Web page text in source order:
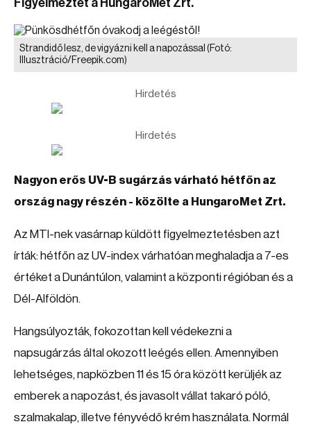
Figyelmeztet a HungaroMet Zrt.
Strandidő lesz, de vigyázni kell a napozással (Fotó:
Illusztráció/Freepik.com)
Hirdetés
Hirdetés
Nagyon erős UV-B sugárzás várható hétfőn az
ország nagy részén - közölte a HungaroMet Zrt.
Az MTI-nek vasárnap küldött figyelmeztetésben azt
írták: hétfőn az UV-index várhatóan meghaladja a 7-es
értéket a Dunántúlon, valamint a központi régióban és a
Dél-Alföldön.
Hangsúlyozták, fokozottan kell védekezni a
napsugárzás által okozott leégés ellen. Amennyiben
lehetséges, napközben 11 és 15 óra között kerüljék az
emberek a napozást, és javasolt vállat takaró póló,
szalmakalap, illetve fényvédő krém használata. Normál